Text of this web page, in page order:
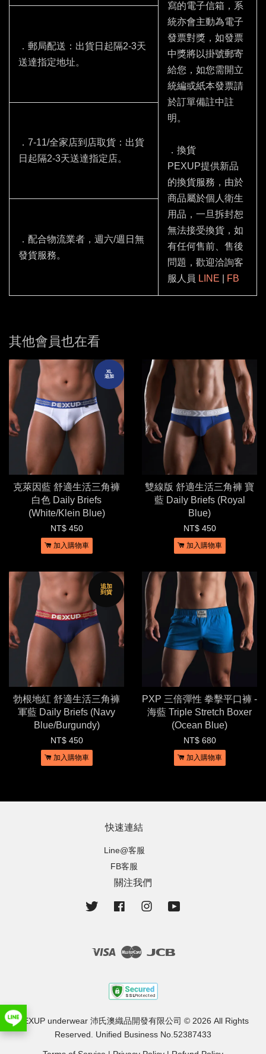
寫的電子信箱，系
統亦會主動為電子
發票對獎，如發票
中獎將以掛號郵寄
給您，如您需開立
統編或紙本發票請
於訂單備註中註
明。
．換貨
PEXUP提供新品
的換貨服務，由於
商品屬於個人衛生
用品，一旦拆封恕
無法接受換貨，如
有任何售前、售後
問題，歡迎洽詢客
服人員 LINE FB
．郵局配送：出貨日起隔2-3天
送達指定地址。
．7-11/全家店到店取貨：出貨
日起隔2-3天送達指定店。
．配合物流業者，週六/週日無
發貨服務。
其他會員也在看
XL
追加
克萊因藍 舒適生活三角褲
白色 Daily Briefs
(White/Klein Blue)
NT$ 450
加入購物車
雙線版 舒適生活三角褲 寶
藍 Daily Briefs (Royal
Blue)
NT$ 450
加入購物車
追加
到貨
勃根地紅 舒適生活三角褲
軍藍 Daily Briefs (Navy
Blue/Burgundy)
NT$ 450
加入購物車
PXP 三倍彈性 拳擊平口褲 -
海藍 Triple Stretch Boxer
(Ocean Blue)
NT$ 680
加入購物車
快速連結
Line@客服
FB客服
關注我們
Twitter FacebookInstagram
Visa Master
PEXUP underwear 沛氏澳織品開發有限公司 © 2026 All Rights
Reserved. Unified Business No.52387433